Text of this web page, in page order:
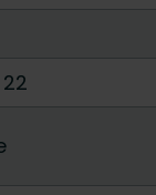
22